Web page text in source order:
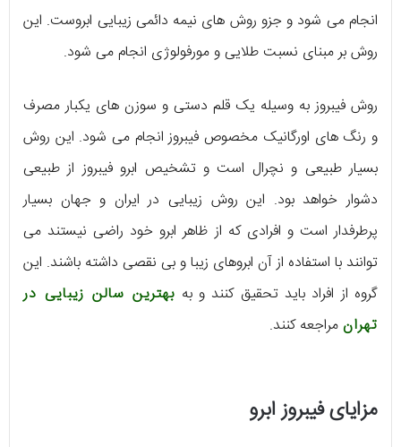
انجام می شود و جزو روش های نیمه دائمی زیبایی ابروست. این
روش بر مبنای نسبت طلایی و مورفولوژی انجام می شود.
روش فیبروز به وسیله یک قلم دستی و سوزن های یکبار مصرف
و رنگ های اورگانیک مخصوص فیبروز انجام می شود. این روش
بسیار طبیعی و نچرال است و تشخیص ابرو فیبروز از طبیعی
دشوار خواهد بود. این روش زیبایی در ایران و جهان بسیار
پرطرفدار است و افرادی که از ظاهر ابرو خود راضی نیستند می
توانند با استفاده از آن ابروهای زیبا و بی نقصی داشته باشند. این
گروه از افراد باید تحقیق کنند و به بهترین سالن زیبایی در
تهرانمراجعه کنند.
مزایای فیبروز ابرو